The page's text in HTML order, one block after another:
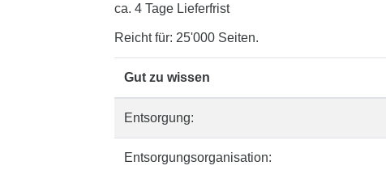
ca. 4 Tage Lieferfrist
Reicht für: 25'000 Seiten.
Gut zu wissen
Entsorgung:
Entsorgungsorganisation: